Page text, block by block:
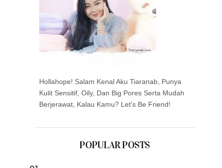
Hollahope! Salam Kenal Aku Tiaranab, Punya
Kulit Sensitif, Oily, Dan Big Pores Serta Mudah
Berjerawat, Kalau Kamu? Let's Be Friend!
POPULAR POSTS